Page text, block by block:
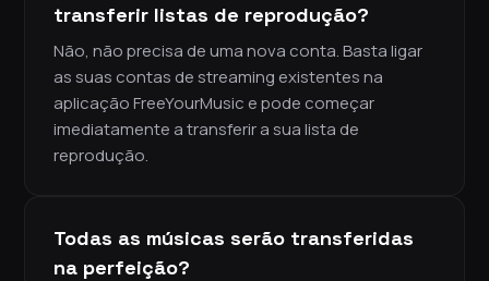
transferir listas de reprodução?
Não, não precisa de uma nova conta. Basta ligar
as suas contas de streaming existentes na
aplicação FreeYourMusic e pode começar
imediatamente a transferir a sua lista de
reprodução.
Todas as músicas serão transferidas
na perfeição?